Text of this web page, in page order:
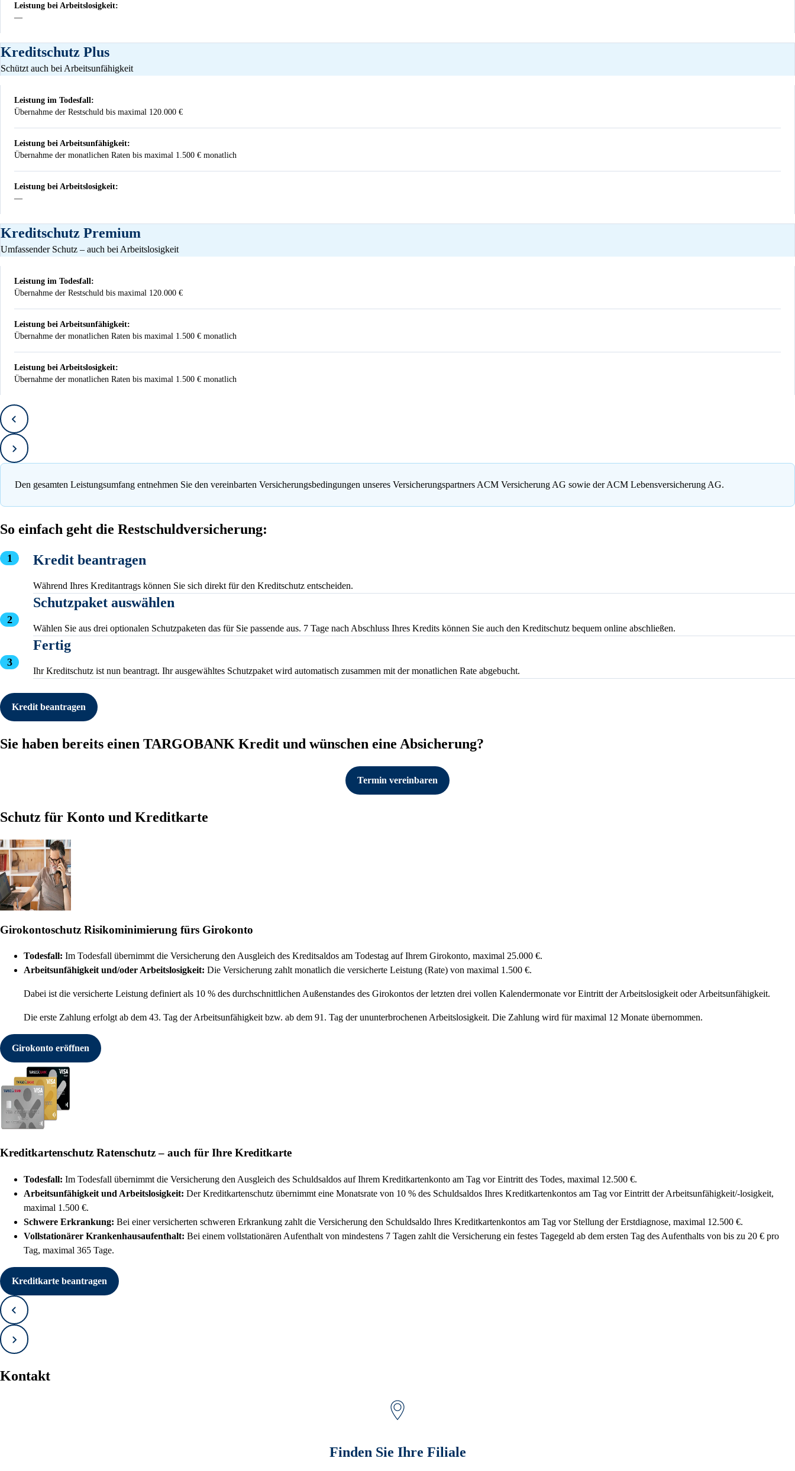
Leistung bei Arbeitslosigkeit:
—
Kreditschutz Plus
Schützt auch bei Arbeitsunfähigkeit
Leistung im Todesfall:
Übernahme der Restschuld bis maximal 120.000 €
Leistung bei Arbeitsunfähigkeit:
Übernahme der monatlichen Raten bis maximal 1.500 € monatlich
Leistung bei Arbeitslosigkeit:
—
Kreditschutz Premium
Umfassender Schutz – auch bei Arbeitslosigkeit
Leistung im Todesfall:
Übernahme der Restschuld bis maximal 120.000 €
Leistung bei Arbeitsunfähigkeit:
Übernahme der monatlichen Raten bis maximal 1.500 € monatlich
Leistung bei Arbeitslosigkeit:
Übernahme der monatlichen Raten bis maximal 1.500 € monatlich
Zurück
Vorwärts
Den gesamten Leistungsumfang entnehmen Sie den vereinbarten Versicherungsbedingungen unseres Versicherungspartners ACM Versicherung AG sowie der ACM Lebensversicherung AG.
So einfach geht die Restschuldversicherung:
Kredit beantragen
Während Ihres Kreditantrags können Sie sich direkt für den Kreditschutz entscheiden.
Schutzpaket auswählen
Wählen Sie aus drei optionalen Schutzpaketen das für Sie passende aus. 7 Tage nach Abschluss Ihres Kredits können Sie auch den Kreditschutz bequem online abschließen.
Fertig
Ihr Kreditschutz ist nun beantragt. Ihr ausgewähltes Schutzpaket wird automatisch zusammen mit der monatlichen Rate abgebucht.
Kredit beantragen
Sie haben bereits einen TARGOBANK Kredit und wünschen eine Absicherung?
Termin vereinbaren
Schutz für Konto und Kreditkarte
Girokontoschutz Risikominimierung fürs Girokonto
Todesfall: Im Todesfall übernimmt die Versicherung den Ausgleich des Kreditsaldos am Todestag auf Ihrem Girokonto, maximal 25.000 €.
Arbeitsunfähigkeit und/oder Arbeitslosigkeit: Die Versicherung zahlt monatlich die versicherte Leistung (Rate) von maximal 1.500 €.
Dabei ist die versicherte Leistung definiert als 10 % des durchschnittlichen Außenstandes des Girokontos der letzten drei vollen Kalendermonate vor Eintritt der Arbeitslosigkeit oder Arbeitsunfähigkeit.
Die erste Zahlung erfolgt ab dem 43. Tag der Arbeitsunfähigkeit bzw. ab dem 91. Tag der ununterbrochenen Arbeitslosigkeit. Die Zahlung wird für maximal 12 Monate übernommen.
Girokonto eröffnen
Kreditkartenschutz Ratenschutz – auch für Ihre Kreditkarte
Todesfall: Im Todesfall übernimmt die Versicherung den Ausgleich des Schuldsaldos auf Ihrem Kreditkartenkonto am Tag vor Eintritt des Todes, maximal 12.500 €.
Arbeitsunfähigkeit und Arbeitslosigkeit: Der Kreditkartenschutz übernimmt eine Monatsrate von 10 % des Schuldsaldos Ihres Kreditkartenkontos am Tag vor Eintritt der Arbeitsunfähigkeit/-losigkeit,
maximal 1.500 €.
Schwere Erkrankung: Bei einer versicherten schweren Erkrankung zahlt die Versicherung den Schuldsaldo Ihres Kreditkartenkontos am Tag vor Stellung der Erstdiagnose, maximal 12.500 €.
Vollstationärer Krankenhausaufenthalt: Bei einem vollstationären Aufenthalt von mindestens 7 Tagen zahlt die Versicherung ein festes Tagegeld ab dem ersten Tag des Aufenthalts von bis zu 20 € pro
Tag, maximal 365 Tage.
Kreditkarte beantragen
Zurück
Vorwärts
Kontakt
Finden Sie Ihre Filiale